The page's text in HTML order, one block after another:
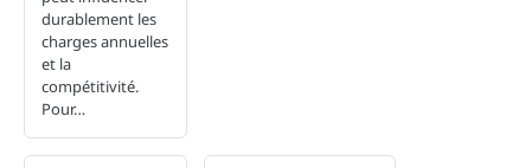
durablement les
charges annuelles
et la
compétitivité.
Pour…